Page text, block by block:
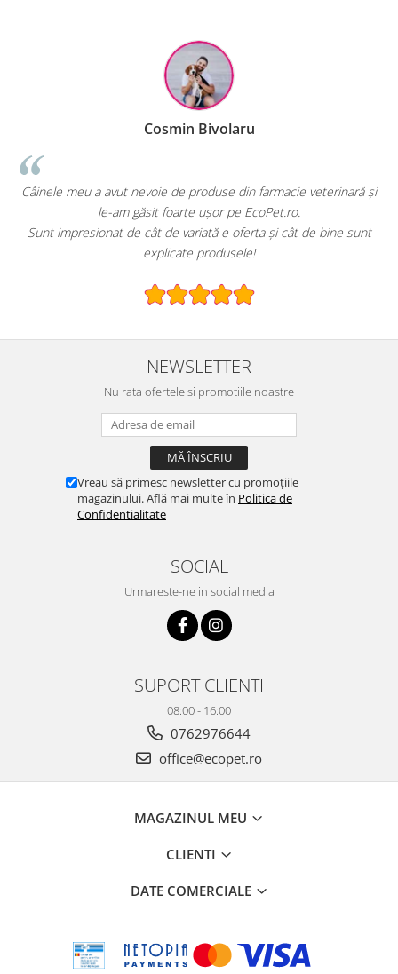
Cosmin Bivolaru
Câinele meu a avut nevoie de produse din farmacie veterinară și
le-am găsit foarte ușor pe EcoPet.ro.
Sunt impresionat de cât de variată e oferta și cât de bine sunt
explicate produsele!
NEWSLETTER
Nu rata ofertele si promotiile noastre
Vreau să primesc newsletter cu promoțiile
magazinului. Află mai multe în Politica de
Confidentialitate
SOCIAL
Urmareste-ne in social media
SUPORT CLIENTI
08:00 - 16:00
0762976644
office@ecopet.ro
MAGAZINUL MEU
CLIENTI
DATE COMERCIALE